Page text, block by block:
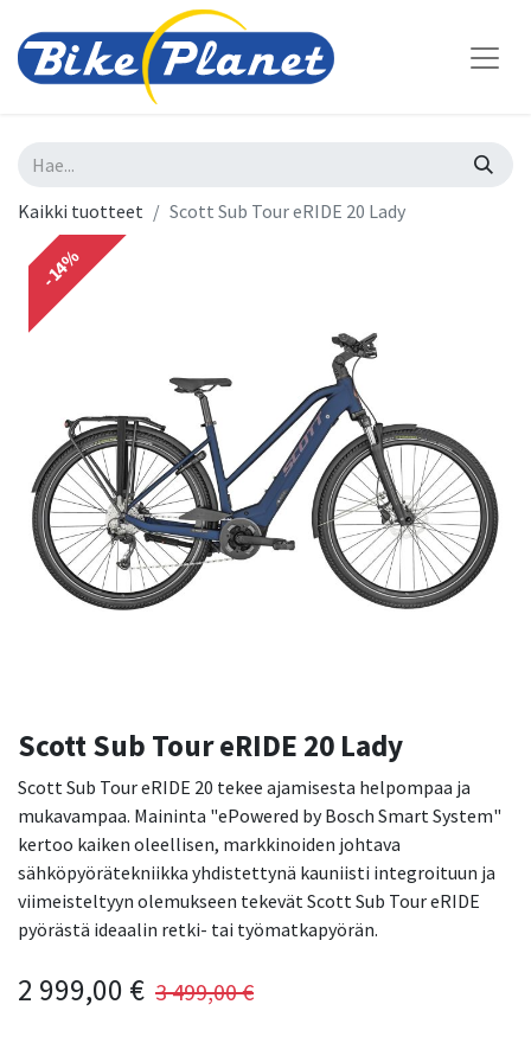
Kaikki tuotteet Scott Sub Tour eRIDE 20 Lady
-14%
Scott Sub Tour eRIDE 20 Lady
Scott Sub Tour eRIDE 20 tekee ajamisesta helpompaa ja
mukavampaa. Maininta "ePowered by Bosch Smart System"
kertoo kaiken oleellisen, markkinoiden johtava
sähköpyörätekniikka yhdistettynä kauniisti integroituun ja
viimeisteltyyn olemukseen tekevät Scott Sub Tour eRIDE
pyörästä ideaalin retki- tai työmatkapyörän.
2 999,00 € 3 499,00€